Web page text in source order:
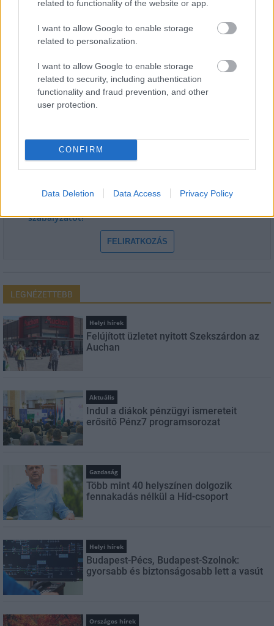
related to functionality of the website or app.
I want to allow Google to enable storage
related to personalization.
I want to allow Google to enable storage
related to security, including authentication
functionality and fraud prevention, and other
user protection.
CONFIRM
Data Deletion Data Access Privacy Policy
mérföldköve a felülvizsgálat
HÍRLEVÉL
E-mail cím
szabályzatot!
FELIRATKOZÁS
LEGNÉZETTEBB
Helyi hírek
Felújított üzletet nyitott Szekszárdon az
Auchan
Aktuális
Indul a diákok pénzügyi ismereteit
erősítő Pénz7 programsorozat
Gazdaság
Több mint 40 helyszínen dolgozik
fennakadás nélkül a Híd-csoport
Helyi hírek
Budapest-Pécs, Budapest-Szolnok:
gyorsabb és biztonságosabb lett a vasút
Országos hírek